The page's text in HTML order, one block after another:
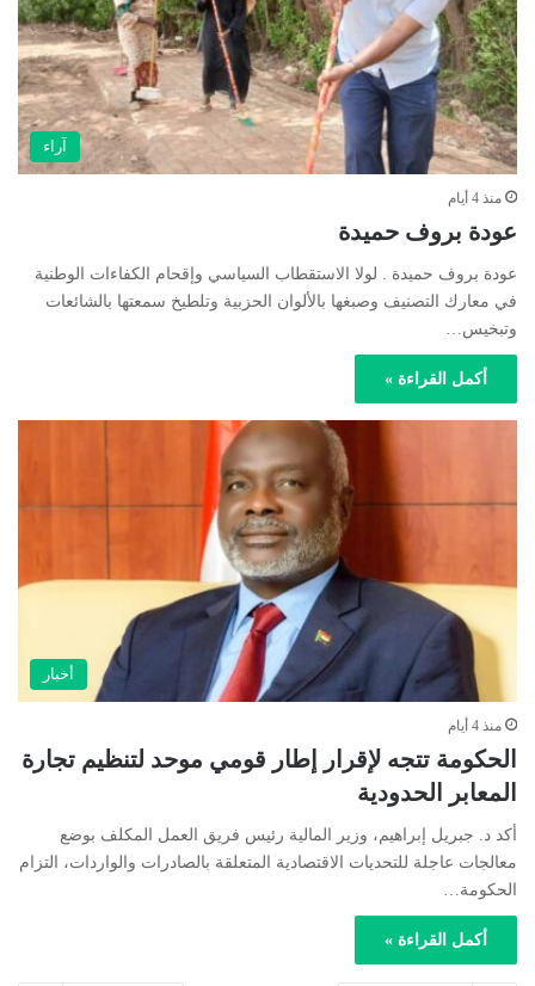
آراء
منذ 4 أيام
عودة بروف حميدة
عودة بروف حميدة . لولا الاستقطاب السياسي وإقحام الكفاءات الوطنية
في معارك التصنيف وصبغها بالألوان الحزبية وتلطيخ سمعتها بالشائعات
وتبخيس…
أكمل القراءة »
أخبار
منذ 4 أيام
الحكومة تتجه لإقرار إطار قومي موحد لتنظيم تجارة
المعابر الحدودية
أكد د. جبريل إبراهيم، وزير المالية رئيس فريق العمل المكلف بوضع
معالجات عاجلة للتحديات الاقتصادية المتعلقة بالصادرات والواردات، التزام
الحكومة…
أكمل القراءة »